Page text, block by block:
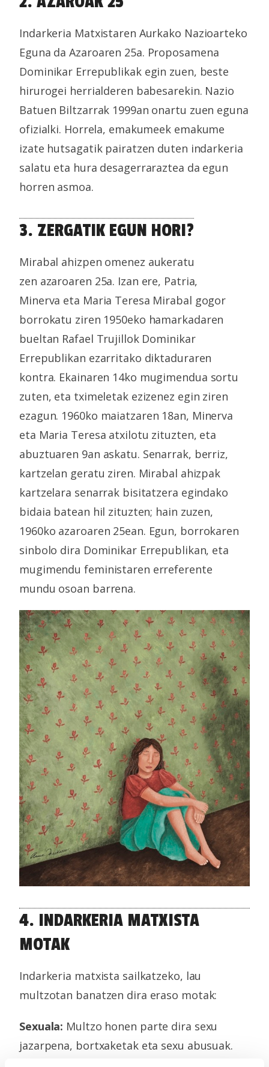
Indarkeria Matxistaren Aurkako Nazioarteko
Eguna da Azaroaren 25a. Proposamena
Dominikar Errepublikak egin zuen, beste
hirurogei herrialderen babesarekin. Nazio
Batuen Biltzarrak 1999an onartu zuen eguna
ofizialki. Horrela, emakumeek emakume
izate hutsagatik pairatzen duten indarkeria
salatu eta hura desagerraraztea da egun
horren asmoa.
3. ZERGATIK EGUN HORI?
Mirabal ahizpen omenez aukeratu
zen azaroaren 25a. Izan ere, Patria,
Minerva eta Maria Teresa Mirabal gogor
borrokatu ziren 1950eko hamarkadaren
bueltan Rafael Trujillok Dominikar
Errepublikan ezarritako diktaduraren
kontra. Ekainaren 14ko mugimendua sortu
zuten, eta tximeletak ezizenez egin ziren
ezagun. 1960ko maiatzaren 18an, Minerva
eta Maria Teresa atxilotu zituzten, eta
abuztuaren 9an askatu. Senarrak, berriz,
kartzelan geratu ziren. Mirabal ahizpak
kartzelara senarrak bisitatzera egindako
bidaia batean hil zituzten; hain zuzen,
1960ko azaroaren 25ean. Egun, borrokaren
sinbolo dira Dominikar Errepublikan, eta
mugimendu feministaren erreferente
mundu osoan barrena.
4. INDARKERIA MATXISTA
MOTAK
Indarkeria matxista sailkatzeko, lau
multzotan banatzen dira eraso motak:
Sexuala: Multzo honen parte dira sexu
jazarpena, bortxaketak eta sexu abusuak.